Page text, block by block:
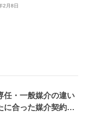
2月8日
任・一般媒介の違い
に合った媒介契約の